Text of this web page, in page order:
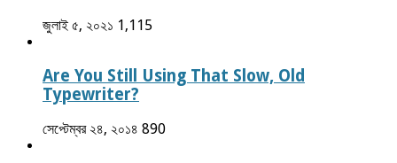
জুলাই ৫, ২০২১ 1,115
Are You Still Using That Slow, Old
Typewriter?
সেপ্টেম্বর ২৪, ২০১৪ 890